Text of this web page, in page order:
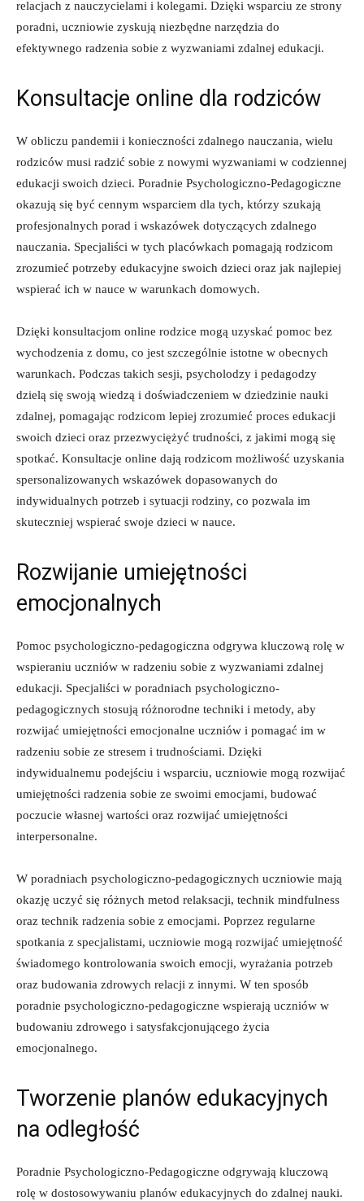
‍relacjach z ​nauczycielami i kolegami. Dzięki⁢ wsparciu ze strony
poradni, uczniowie zyskują⁣ niezbędne narzędzia‌ do
efektywnego radzenia sobie z​ wyzwaniami zdalnej edukacji.
Konsultacje online dla rodziców
W‌ obliczu ​pandemii i konieczności ​zdalnego nauczania, wielu
rodziców⁣ musi ⁢radzić⁣ sobie‍ z nowymi wyzwaniami w⁤ codziennej
edukacji swoich dzieci. Poradnie ⁣Psychologiczno-Pedagogiczne
okazują się⁣ być cennym wsparciem dla tych, którzy szukają
profesjonalnych ⁤porad i ⁣wskazówek dotyczących zdalnego
nauczania. Specjaliści w ​tych​ placówkach pomagają rodzicom
zrozumieć ⁢potrzeby‌ edukacyjne swoich dzieci oraz⁢ jak najlepiej
wspierać⁢ ich‍ w nauce w warunkach domowych.
Dzięki konsultacjom ‌online rodzice mogą‌ uzyskać pomoc ⁣bez
wychodzenia z domu,⁢ co jest szczególnie istotne w obecnych
warunkach. ​Podczas takich sesji, ⁤psycholodzy ⁤i pedagodzy
dzielą się swoją wiedzą i doświadczeniem w‍ dziedzinie nauki
zdalnej, pomagając rodzicom lepiej ⁢zrozumieć ⁢proces edukacji
swoich dzieci oraz przezwyciężyć‍ trudności, z ‍jakimi ‍mogą się
spotkać. Konsultacje ⁢online‌ dają rodzicom możliwość uzyskania
spersonalizowanych wskazówek dopasowanych ⁣do
indywidualnych potrzeb i ⁣sytuacji ‌rodziny, co pozwala im
skuteczniej ​wspierać swoje dzieci w ⁤nauce.
Rozwijanie umiejętności
emocjonalnych
Pomoc psychologiczno-pedagogiczna odgrywa ‌kluczową rolę w
wspieraniu uczniów w radzeniu⁢ sobie z wyzwaniami zdalnej
edukacji. Specjaliści w poradniach psychologiczno-
pedagogicznych stosują ​różnorodne techniki ⁣i‌ metody, aby
⁣rozwijać umiejętności emocjonalne⁢ uczniów i pomagać im w
radzeniu sobie ze stresem i trudnościami. ⁢Dzięki
⁣indywidualnemu podejściu i wsparciu, uczniowie mogą‌ rozwijać
umiejętności radzenia⁤ sobie⁤ ze ⁣swoimi emocjami, budować
poczucie ⁤własnej wartości oraz ⁣rozwijać umiejętności
interpersonalne.
W‌ poradniach psychologiczno-pedagogicznych uczniowie mają
okazję uczyć⁣ się różnych metod relaksacji, technik mindfulness
‌oraz technik radzenia sobie z emocjami. Poprzez regularne
spotkania ⁤z specjalistami, ⁢uczniowie​ mogą rozwijać umiejętność
świadomego ⁤kontrolowania swoich emocji, wyrażania potrzeb⁣
oraz budowania⁤ zdrowych relacji z innymi. W‍ ten sposób
‍poradnie‍ psychologiczno-pedagogiczne wspierają⁤ uczniów w
budowaniu‍ zdrowego i satysfakcjonującego ⁤życia
emocjonalnego.
Tworzenie‌ planów edukacyjnych
na odległość
Poradnie Psychologiczno-Pedagogiczne odgrywają kluczową‌
rolę w dostosowywaniu⁢ planów‍ edukacyjnych do⁢ zdalnej nauki.